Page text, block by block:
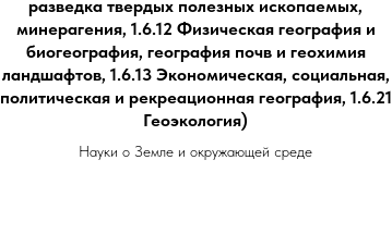
разведка твердых полезных ископаемых,
минерагения, 1.6.12 Физическая география и
биогеография, география почв и геохимия
ландшафтов, 1.6.13 Экономическая, социальная,
политическая и рекреационная география, 1.6.21
Геоэкология)
Науки о Земле и окружающей среде